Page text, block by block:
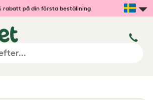
rabatt på din första beställning